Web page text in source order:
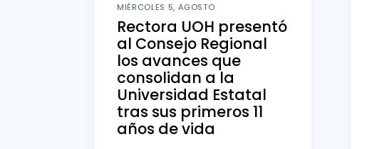
MIÉRCOLES 5, AGOSTO
Rectora UOH presentó
al Consejo Regional
los avances que
consolidan a la
Universidad Estatal
tras sus primeros 11
años de vida